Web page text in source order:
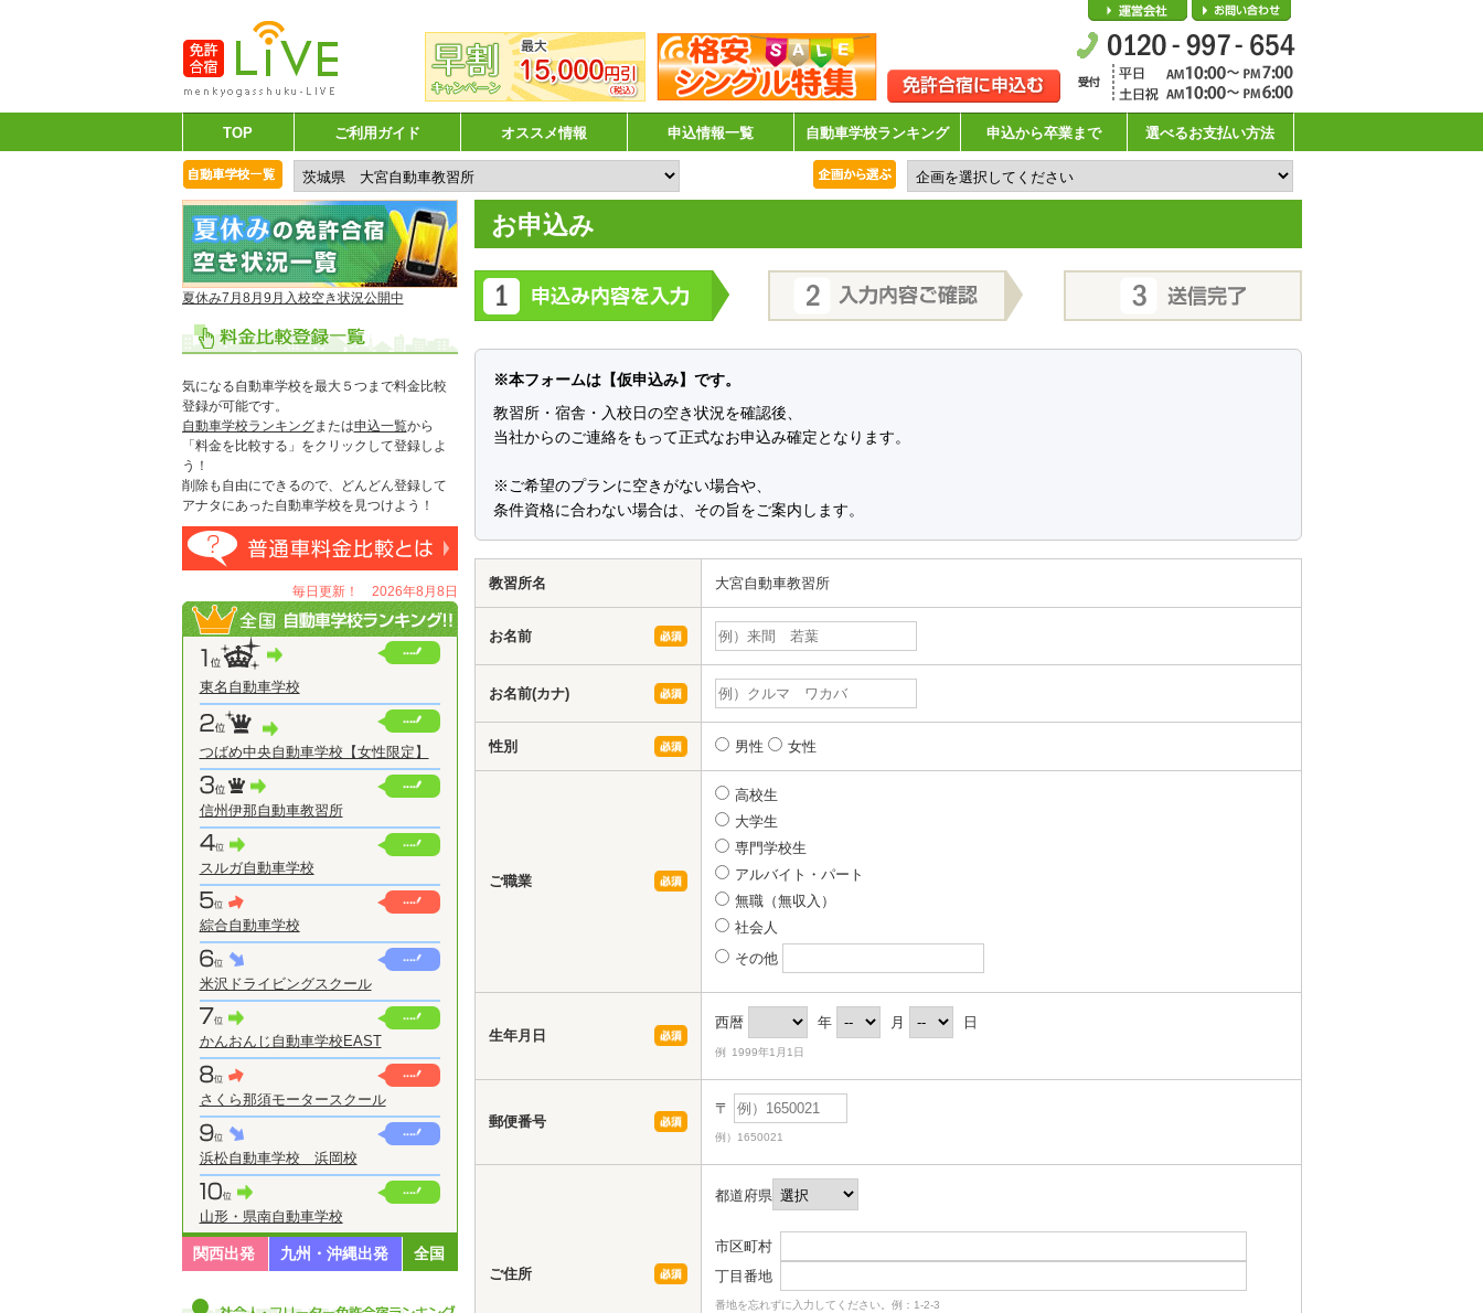
会社概要
TOP ご利用ガイド オススメ情報 申込情報一覧 自動車学校ランキング 申込から卒業まで 選べるお支払い方法
夏休み7月8月9月入校空き状況公開中
気になる自動車学校を最大５つまで料金比較
登録が可能です。
自動車学校ランキングまたは申込一覧から
「料金を比較する」をクリックして登録しよ
う！
削除も自由にできるので、どんどん登録して
アナタにあった自動車学校を見つけよう！
毎日更新！ 2026年8月8日
東名自動車学校
つばめ中央自動車学校【女性限定】
信州伊那自動車教習所
スルガ自動車学校
綜合自動車学校
米沢ドライビングスクール
かんおんじ自動車学校EAST
さくら那須モータースクール
浜松自動車学校 浜岡校
山形・県南自動車学校
関西出発 九州・沖縄出発 全国
お申込み
※本フォームは【仮申込み】です。
教習所・宿舎・入校日の空き状況を確認後、
当社からのご連絡をもって正式なお申込み確定となります。
※ご希望のプランに空きがない場合や、
条件資格に合わない場合は、その旨をご案内します。
教習所名 大宮自動車教習所
お名前
お名前(カナ)
性別 男性 女性
ご職業
高校生
大学生
専門学校生
アルバイト・パート
無職（無収入）
社会人
その他
生年月日
西暦 年 月 日
例 1999年1月1日
郵便番号
〒
例）1650021
ご住所
都道府県
市区町村
丁目番地
番地を忘れずに入力してください。例：1-2-3